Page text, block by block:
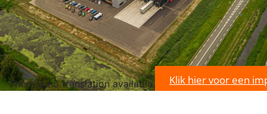
There is no translation available. Klik hier voor een